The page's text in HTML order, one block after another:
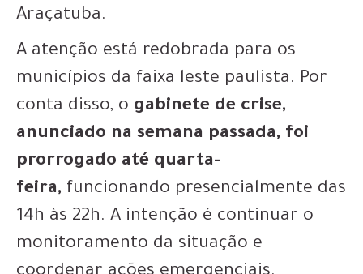
Araçatuba.
A atenção está redobrada para os
municípios da faixa leste paulista. Por
conta disso, o gabinete de crise,
anunciado na semana passada, foi
prorrogado até quarta-
feira, funcionando presencialmente das
14h às 22h. A intenção é continuar o
monitoramento da situação e